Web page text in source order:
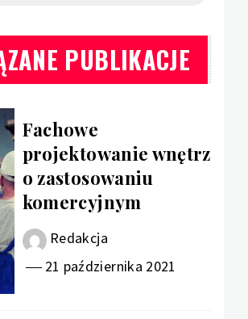
PUBLIKACJE
Fachowe
projektowanie wnętrz
o zastosowaniu
komercyjnym
Redakcja
21 października 2021